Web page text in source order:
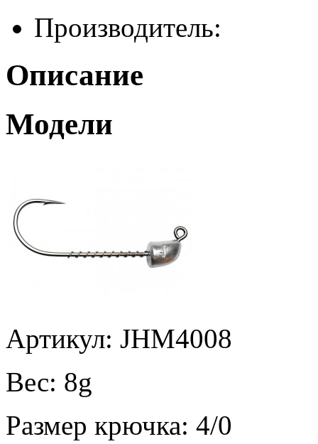
Производитель:
Описание
Модели
Артикул: JHM4008
Вес: 8g
Размер крючка: 4/0